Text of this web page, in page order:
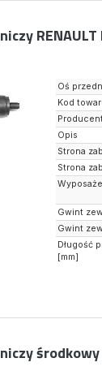
RENAULT
Oś
Kod
Opis
Strona
Strona
Gwint
Gwint
Długość
[mm]
środkowy